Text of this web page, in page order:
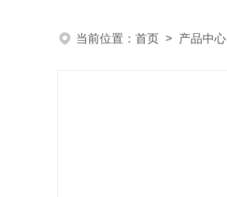
当前位置： 首页 > 产品中心